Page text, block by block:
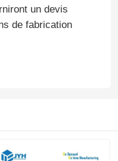
un devis
de fabrication